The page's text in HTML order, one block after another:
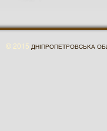
© 2015 ДНІПРОПЕТРОВСЬКА